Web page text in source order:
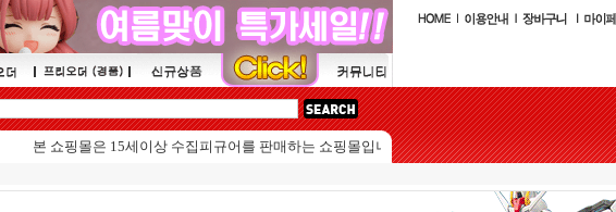
본 쇼핑몰은 15세이상 수집피규어를 판매하는 쇼핑몰입니다.